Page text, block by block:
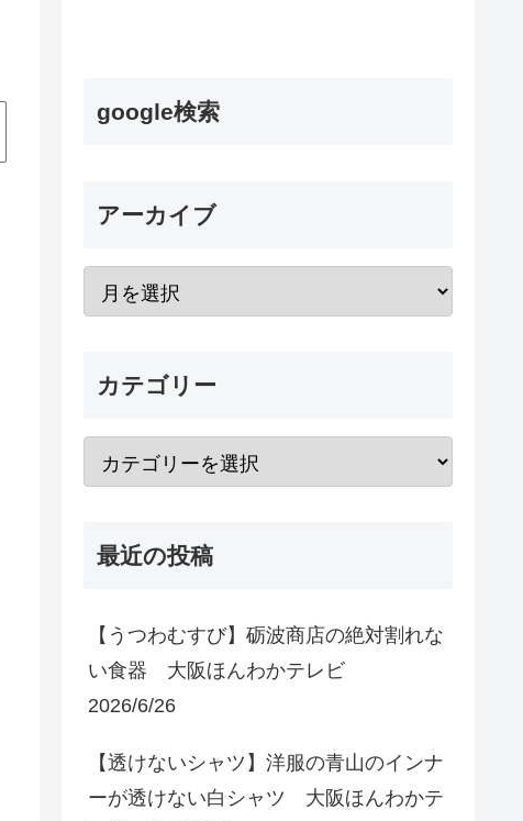
google検索
アーカイブ
カテゴリー
最近の投稿
【うつわむすび】砺波商店の絶対割れな
い食器 大阪ほんわかテレビ
2026/6/26
【透けないシャツ】洋服の青山のインナ
ーが透けない白シャツ 大阪ほんわかテ